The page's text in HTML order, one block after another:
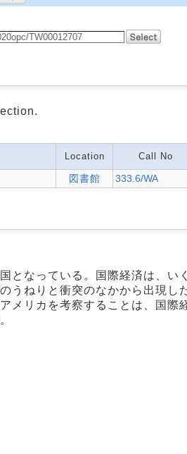
Location Call No
図書館 333.6/WA
となっている。国際経済は、い
うねりと衝突のなかから出現し
メリカを考察することは、国際